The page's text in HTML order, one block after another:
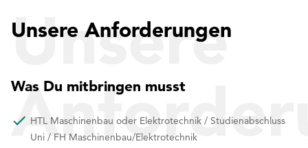
Unsere
Unsere Anforderungen
Was Du mitbringen musst
HTL Maschinenbau oder Elektrotechnik / Studienabschluss
Uni / FH Maschinenbau/Elektrotechnik